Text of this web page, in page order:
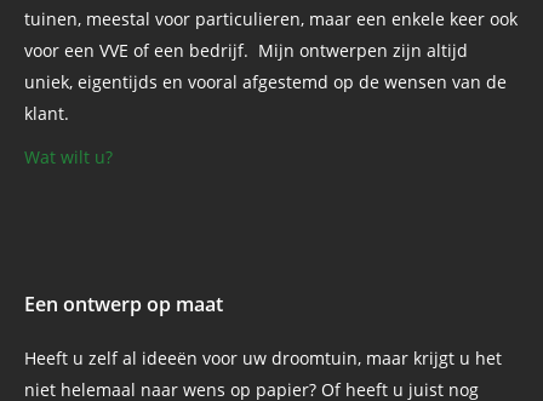
tuinen, meestal voor particulieren, maar een enkele keer ook
voor een VVE of een bedrijf. Mijn ontwerpen zijn altijd
uniek, eigentijds en vooral afgestemd op de wensen van de
klant.
Wat wilt u?
Een ontwerp op maat
Heeft u zelf al ideeën voor uw droomtuin, maar krijgt u het
niet helemaal naar wens op papier? Of heeft u juist nog